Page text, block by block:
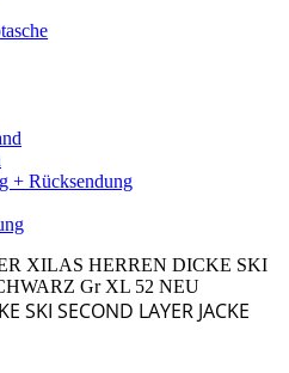
+ Rücksendung
XILAS HERREN DICKE SKI
Gr XL 52 NEU
SKI SECOND LAYER JACKE